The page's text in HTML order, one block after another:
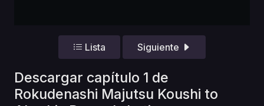
Lista Siguiente
Descargar capítulo 1 de
Rokudenashi Majutsu Koushi to